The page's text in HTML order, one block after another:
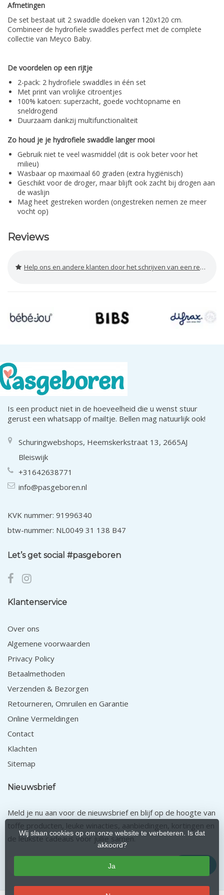
Wij slaan cookies op om onze website te verbeteren. Is dat
akkoord?
Ja
Afmetingen
De set bestaat uit 2 swaddle doeken van 120x120 cm.
Combineer de hydrofiele swaddles perfect met de complete
collectie van Meyco Baby.
De voordelen op een rijtje
2-pack: 2 hydrofiele swaddles in één set
Met print van vrolijke citroentjes
100% katoen: superzacht, goede vochtopname en
sneldrogend
Duurzaam dankzij multifunctionaliteit
Zo houd je je hydrofiele swaddle langer mooi
Gebruik niet te veel wasmiddel (dit is ook beter voor het
milieu)
Wasbaar op maximaal 60 graden (extra hygiënisch)
Geschikt voor de droger, maar blijft ook zacht bij drogen aan
de waslijn
Mag heet gestreken worden (ongestreken nemen ze meer
vocht op)
Reviews
Help ons en andere klanten door het schrijven van een review
Is een product niet in de hoeveelheid die u wenst stuur
gerust een whatsapp of mailtje. Bellen mag natuurlijk ook!
Schuringwebshops, Heemskerkstraat 13, 2665AJ
Bleiswijk
+31642638771
info@pasgeboren.nl
KVK nummer: 91996340
btw-nummer: NL0049 31 138 B47
Let’s get social #pasgeboren
Klantenservice
Over ons
Algemene voorwaarden
Privacy Policy
Betaalmethoden
Verzenden & Bezorgen
Retourneren, Omruilen en Garantie
Online Vermeldingen
Contact
Klachten
Sitemap
Nieuwsbrief
Meld je nu aan voor de nieuwsbrief en blijf op de hoogte van
toffe producten, leuke winacties, aanbiedingen, kortingen en
de leukste cadeaus voor jullie samen.
Abonneer